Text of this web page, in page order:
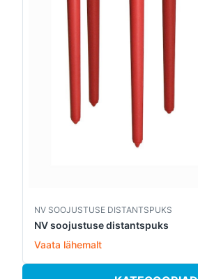
NV SOOJUSTUSE DISTANTSPUKS
NV soojustuse distantspuks
Vaata lähemalt